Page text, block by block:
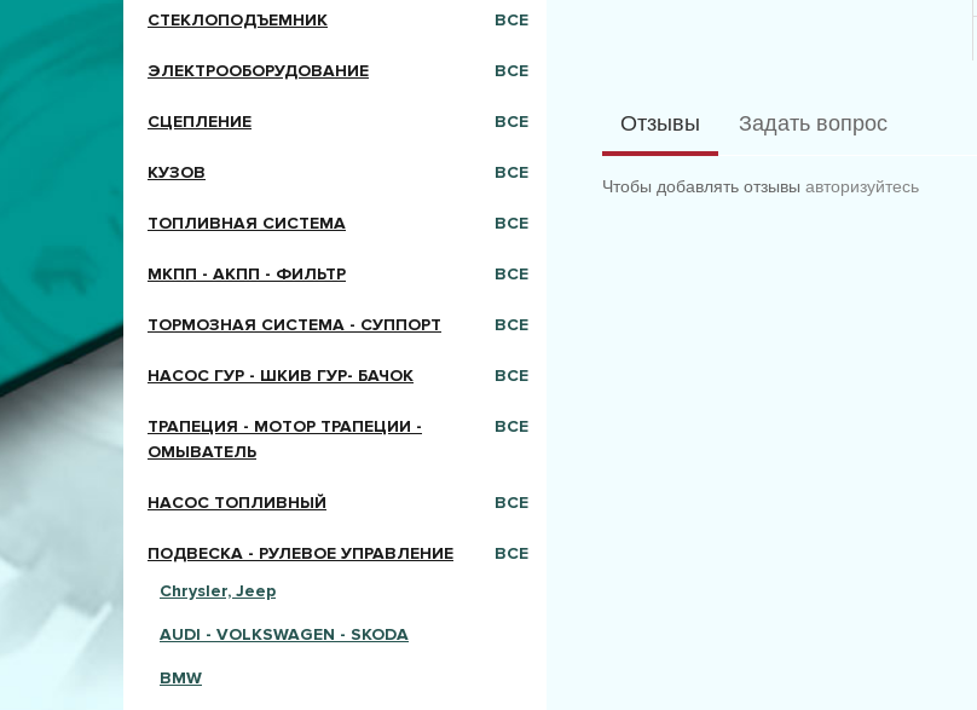
ВСЕ
СТЕКЛОПОДЪЕМНИК
ВСЕ
ЭЛЕКТРООБОРУДОВАНИЕ
ВСЕ
СЦЕПЛЕНИЕ
ВСЕ
КУЗОВ
ВСЕ
ТОПЛИВНАЯ СИСТЕМА
ВСЕ
МКПП - АКПП - ФИЛЬТР
ВСЕ
ТОРМОЗНАЯ СИСТЕМА - СУППОРТ
ВСЕ
НАСОС ГУР - ШКИВ ГУР- БАЧОК
ВСЕ
ТРАПЕЦИЯ - МОТОР ТРАПЕЦИИ -
ОМЫВАТЕЛЬ
ВСЕ
НАСОС ТОПЛИВНЫЙ
ВСЕ
ПОДВЕСКА - РУЛЕВОЕ УПРАВЛЕНИЕ
Chrysler, Jeep
AUDI - VOLKSWAGEN - SKODA
BMW
Отзывы Задать вопрос
Чтобы добавлять отзывы авторизуйтесь